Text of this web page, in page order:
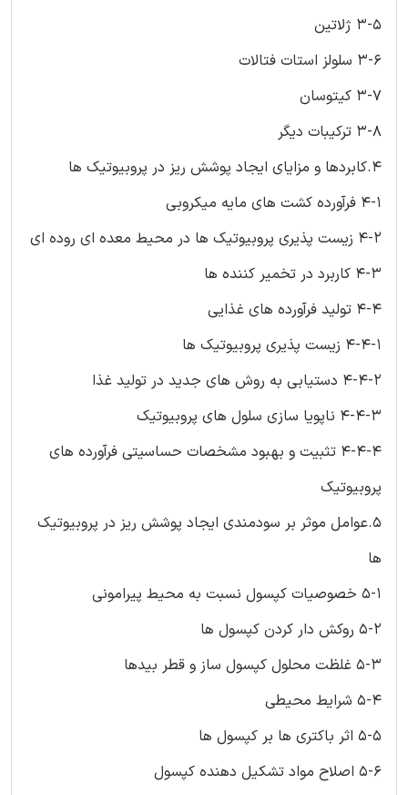
3-5 ژلاتین
3-6 سلولز استات فتالات
3-7 کیتوسان
3-8 ترکیبات دیگر
4.کابردها و مزایای ایجاد پوشش ریز در پروبیوتیک ها
4-1 فرآورده کشت های مایه میکروبی
4-2 زیست پذیری پروبیوتیک ها در محیط معده ای روده ای
4-3 کاربرد در تخمیر کننده ها
4-4 تولید فرآورده های غذایی
4-4-1 زیست پذیری پروبیوتیک ها
4-4-2 دستیابی به روش های جدید در تولید غذا
4-4-3 ناپویا سازی سلول های پروبیوتیک
4-4-4 تثبیت و بهبود مشخصات حساسیتی فرآورده های
پروبیوتیک
5.عوامل موثر بر سودمندی ایجاد پوشش ریز در پروبیوتیک
ها
5-1 خصوصیات کپسول نسبت به محیط پیرامونی
5-2 روکش دار کردن کپسول ها
5-3 غلظت محلول کپسول ساز و قطر بیدها
5-4 شرایط محیطی
5-5 اثر باکتری ها بر کپسول ها
5-6 اصلاح مواد تشکیل دهنده کپسول